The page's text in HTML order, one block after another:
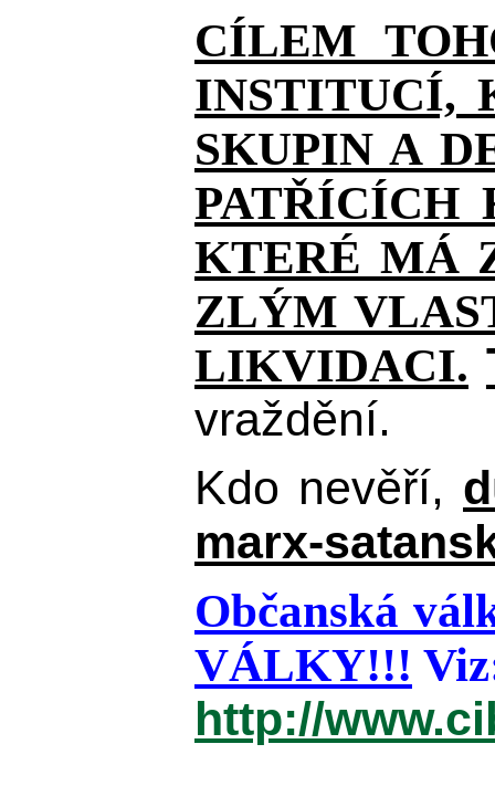
CÍLEM
INSTITUCÍ,
SKUPIN A
PATŘÍCÍCH
KTERÉ MÁ
ZLÝM
LIKVIDACI.
vraždění.
Kdo nevěří,
marx-
Občanská
VÁLKY!!!
http://